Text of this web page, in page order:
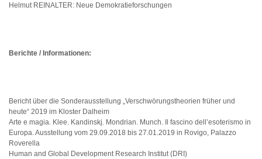
Helmut REINALTER: Neue Demokratieforschungen
Berichte / Informationen:
Bericht über die Sonderausstellung „Verschwörungstheorien früher und
heute“ 2019 im Kloster Dalheim
Arte e magia. Klee. Kandinskj. Mondrian. Munch. Il fascino dell’esoterismo in
Europa. Ausstellung vom 29.09.2018 bis 27.01.2019 in Rovigo, Palazzo
Roverella
Human and Global Development Research Institut (DRI)